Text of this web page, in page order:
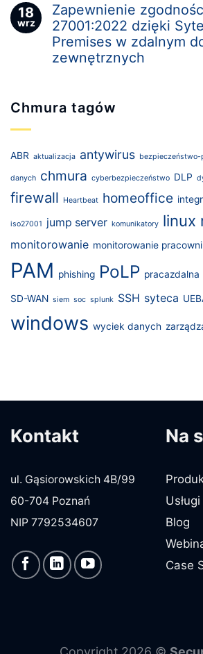
18
wrz
Zapewnienie
27001:2022 dzięki
Premises w zdalnym
zewnętrznych
Chmura tagów
ABR aktualizacja antywirus
danych chmura cyberbezpieczeństwo DLP
firewall Heartbeat homeoffice
iso27001 jump server komunikatory linux
monitorowanie monitorowanie
PAM phishing PoLP pracazdalna
SD-WAN siem soc splunk SSH syteca
windows wyciek danych
Kontakt
ul. Gąsiorowskich 4B/99
60-704 Poznań
NIP 7792534607
Na
Usługi
Blog
Case